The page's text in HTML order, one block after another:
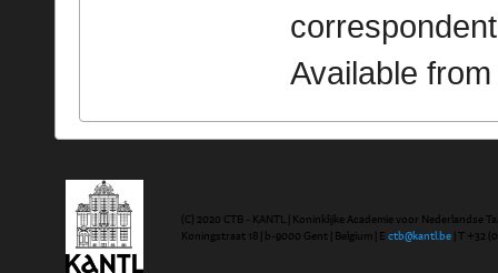
Available
(C) 2020 CTB - KANTL | Koninklijke Academie voor Nederlandse
Koningstraat 18 | b-9000 Gent | Belgium | E ctb@kantl.be | T +32